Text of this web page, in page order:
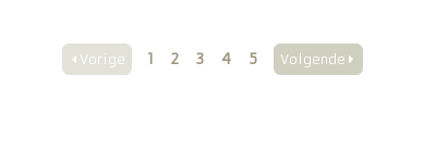
Vorige 1 2 3 4 5 Volgende